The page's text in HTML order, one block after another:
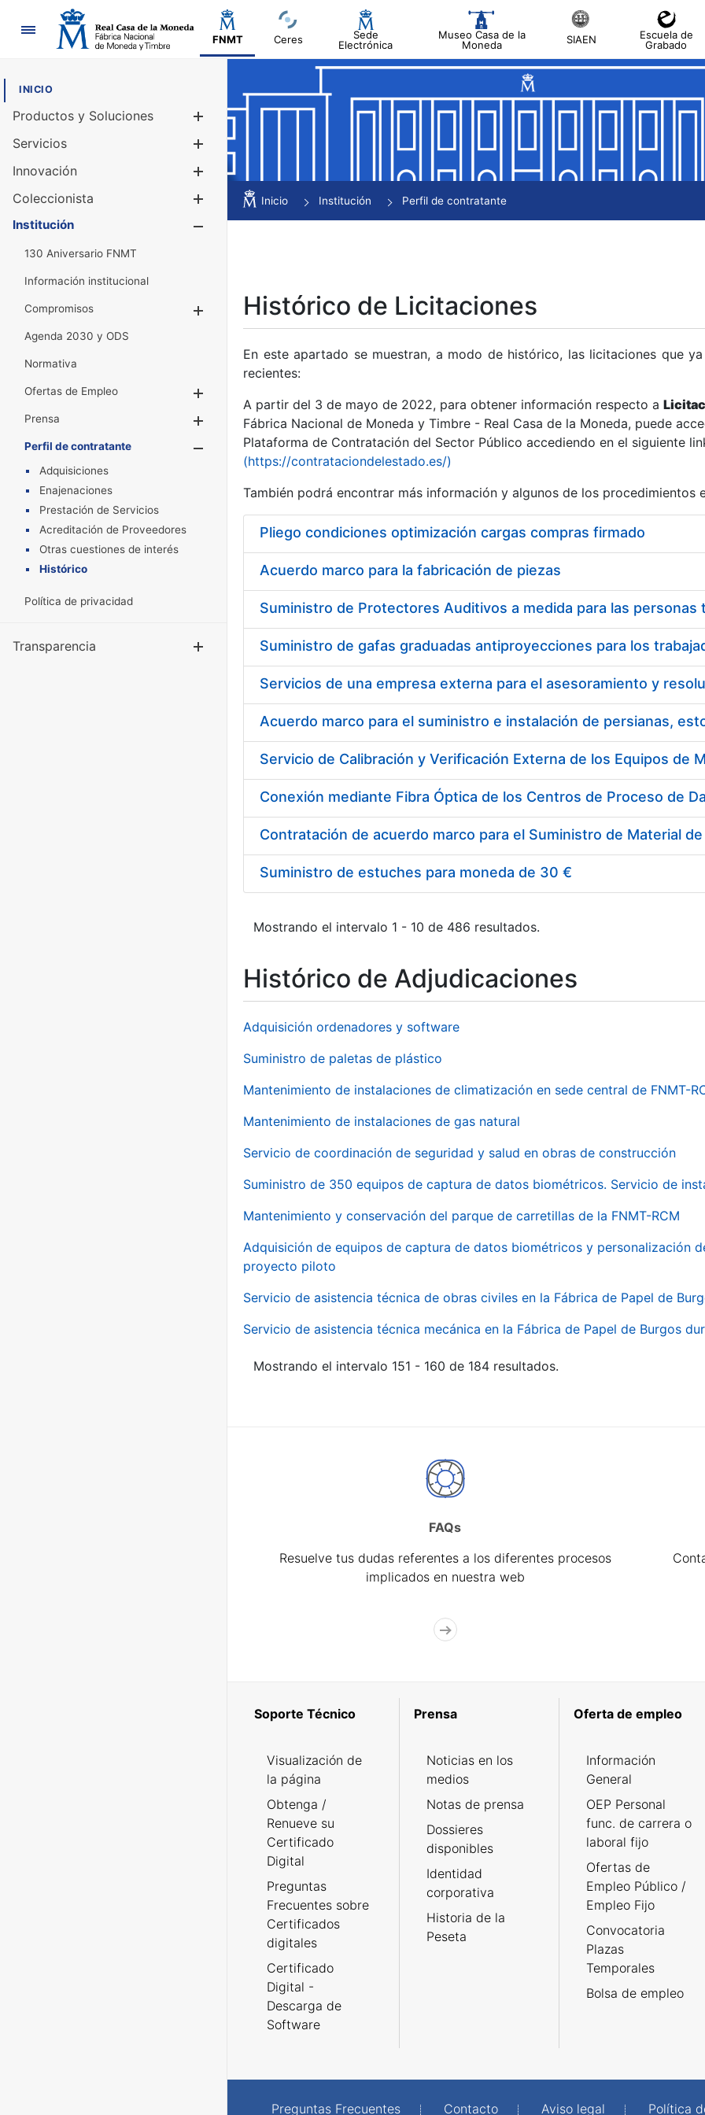
Navegación
FNMT Ceres
Sede
Electrónica
Museo Casa de la
Moneda
SIAEN
Escuela de
Grabado
INICIO
Productos y Soluciones
Mostrar/Ocultar
Servicios
Innovación
Coleccionista
Mostrar/Ocultar
Institución
130 Aniversario FNMT
Información institucional
Compromisos
Mostrar/Ocultar
Agenda 2030 y ODS
Normativa
Ofertas de Empleo
Prensa
Mostrar/Ocultar
Perfil de contratante
Mostrar/Ocultar
Adquisiciones
Enajenaciones
Prestación de Servicios
Acreditación de Proveedores
Otras cuestiones de interés
Histórico
Política de privacidad
Transparencia Mostrar/Ocultar
Inicio Institución Perfil de contratante
Histórico de Licitaciones
En este apartado se muestran, a modo de histórico, las licitaciones que
recientes:
A partir del 3 de mayo de 2022, para obtener información respecto a
Fábrica Nacional de Moneda y Timbre - Real Casa de la Moneda, puede
Plataforma de Contratación del Sector Público accediendo en el siguiente
(https://contrataciondelestado.es/)
También podrá encontrar más información y algunos de los procedimientos
Pliego condiciones optimización cargas compras firmado
Acuerdo marco para la fabricación de piezas
Acuerdo marco para el suministro e instalación de persianas,
Suministro de estuches para moneda de 30 €
Mostrando el intervalo 1 - 10 de 486 resultados.
Histórico de Adjudicaciones
Adquisición ordenadores y software
Suministro de paletas de plástico
Mantenimiento de instalaciones de climatización en sede central de FNMT-
Mantenimiento de instalaciones de gas natural
Servicio de coordinación de seguridad y salud en obras de construcción
Suministro de 350 equipos de captura de datos biométricos. Servicio de
Mantenimiento y conservación del parque de carretillas de la FNMT-RCM
Adquisición de equipos de captura de datos biométricos y personalización
proyecto piloto
Servicio de asistencia técnica de obras civiles en la Fábrica de Papel de
Servicio de asistencia técnica mecánica en la Fábrica de Papel de Burgos
Mostrando el intervalo 151 - 160 de 184 resultados.
FAQs
Resuelve tus dudas referentes a los diferentes procesos
implicados en nuestra web
Soporte Técnico
Visualización de
la página
Obtenga /
Renueve su
Certificado
Digital
Preguntas
Frecuentes sobre
Certificados
digitales
Certificado
Digital -
Descarga de
Software
Prensa
Noticias en los
medios
Notas de prensa
Dossieres
disponibles
Identidad
corporativa
Historia de la
Peseta
Oferta de empleo
Información
General
OEP Personal
func. de carrera o
laboral fijo
Ofertas de
Empleo Público /
Empleo Fijo
Convocatoria
Plazas
Temporales
Bolsa de empleo
Preguntas Frecuentes Contacto Aviso legal Política